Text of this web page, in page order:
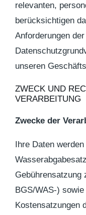
relevanten,
berücksichtigen
Anforderungen
unseren
ZWECK UND
VERARBEITUNG
Zwecke der
Ihre Daten
Gebührensatzung
BGS/WAS-)
Kostensatzungen